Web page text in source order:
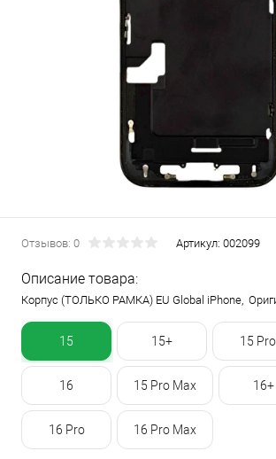
Отзывов: 0 Артикул: 002099
Описание товара:
Корпус (ТОЛЬКО РАМКА) EU Global iPhone,
15 15+ 15 Pro
16 15 Pro Max 16+
16 Pro 16 Pro Max